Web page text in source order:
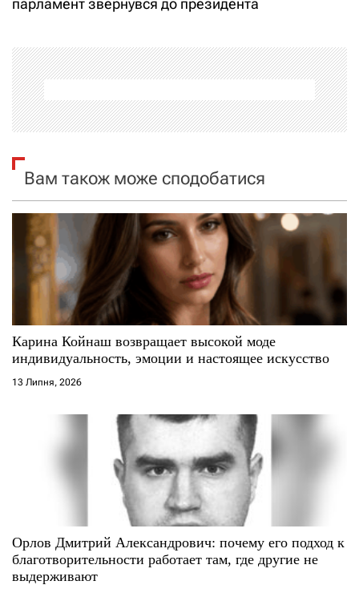
а
ц
і
я
з
с
і
парламент звернувся до президента
Вам також може сподобатися
Карина Койнаш возвращает высокой моде
индивидуальность, эмоции и настоящее искусство
13 Липня, 2026
Орлов Дмитрий Александрович: почему его подход к
благотворительности работает там, где другие не
выдерживают